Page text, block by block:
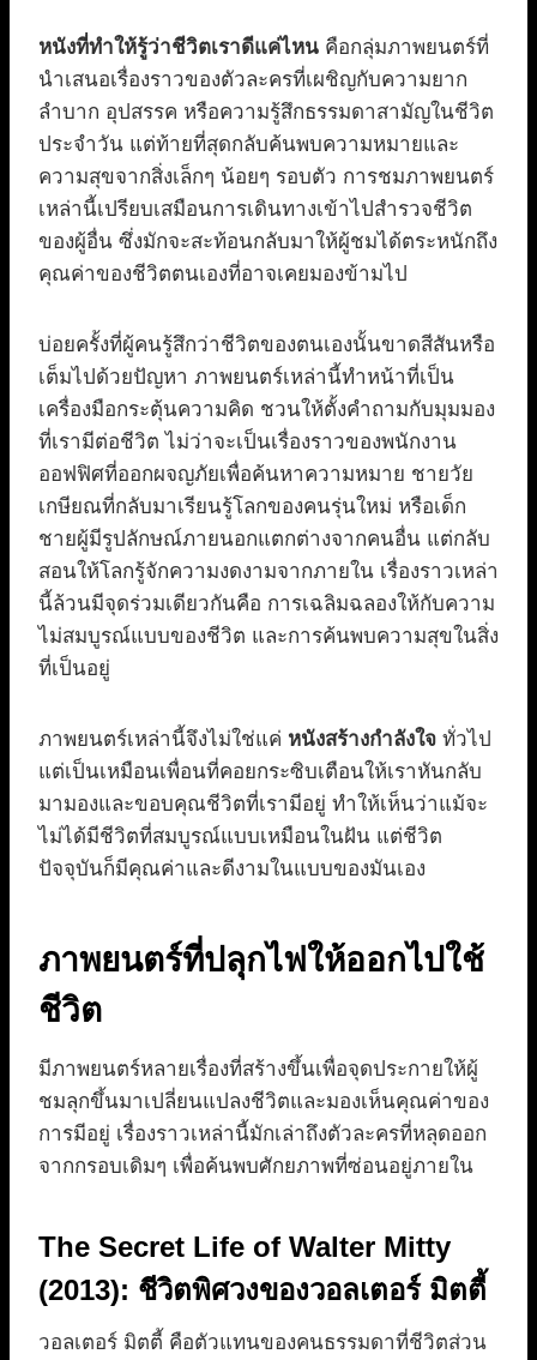
หนังที่ทำให้รู้ว่าชีวิตเราดีแค่ไหน คือกลุ่มภาพยนตร์ที่
นำเสนอเรื่องราวของตัวละครที่เผชิญกับความยาก
ลำบาก อุปสรรค หรือความรู้สึกธรรมดาสามัญในชีวิต
ประจำวัน แต่ท้ายที่สุดกลับค้นพบความหมายและ
ความสุขจากสิ่งเล็กๆ น้อยๆ รอบตัว การชมภาพยนตร์
เหล่านี้เปรียบเสมือนการเดินทางเข้าไปสำรวจชีวิต
ของผู้อื่น ซึ่งมักจะสะท้อนกลับมาให้ผู้ชมได้ตระหนักถึง
คุณค่าของชีวิตตนเองที่อาจเคยมองข้ามไป
บ่อยครั้งที่ผู้คนรู้สึกว่าชีวิตของตนเองนั้นขาดสีสันหรือ
เต็มไปด้วยปัญหา ภาพยนตร์เหล่านี้ทำหน้าที่เป็น
เครื่องมือกระตุ้นความคิด ชวนให้ตั้งคำถามกับมุมมอง
ที่เรามีต่อชีวิต ไม่ว่าจะเป็นเรื่องราวของพนักงาน
ออฟฟิศที่ออกผจญภัยเพื่อค้นหาความหมาย ชายวัย
เกษียณที่กลับมาเรียนรู้โลกของคนรุ่นใหม่ หรือเด็ก
ชายผู้มีรูปลักษณ์ภายนอกแตกต่างจากคนอื่น แต่กลับ
สอนให้โลกรู้จักความงดงามจากภายใน เรื่องราวเหล่า
นี้ล้วนมีจุดร่วมเดียวกันคือ การเฉลิมฉลองให้กับความ
ไม่สมบูรณ์แบบของชีวิต และการค้นพบความสุขในสิ่ง
ที่เป็นอยู่
ภาพยนตร์เหล่านี้จึงไม่ใช่แค่ หนังสร้างกำลังใจ ทั่วไป
แต่เป็นเหมือนเพื่อนที่คอยกระซิบเตือนให้เราหันกลับ
มามองและขอบคุณชีวิตที่เรามีอยู่ ทำให้เห็นว่าแม้จะ
ไม่ได้มีชีวิตที่สมบูรณ์แบบเหมือนในฝัน แต่ชีวิต
ปัจจุบันก็มีคุณค่าและดีงามในแบบของมันเอง
ภาพยนตร์ที่ปลุกไฟให้ออกไปใช้
ชีวิต
มีภาพยนตร์หลายเรื่องที่สร้างขึ้นเพื่อจุดประกายให้ผู้
ชมลุกขึ้นมาเปลี่ยนแปลงชีวิตและมองเห็นคุณค่าของ
การมีอยู่ เรื่องราวเหล่านี้มักเล่าถึงตัวละครที่หลุดออก
จากกรอบเดิมๆ เพื่อค้นพบศักยภาพที่ซ่อนอยู่ภายใน
The Secret Life of Walter Mitty
(2013): ชีวิตพิศวงของวอลเตอร์ มิตตี้
วอลเตอร์ มิตตี้ คือตัวแทนของคนธรรมดาที่ชีวิตส่วน